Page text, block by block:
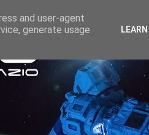
and user-agent
generate usage